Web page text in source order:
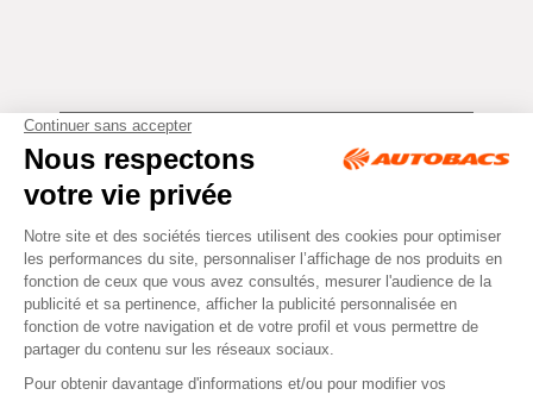
Tous droits réservés © Autobacs
Mentions légales RGPD
Cookies CGV